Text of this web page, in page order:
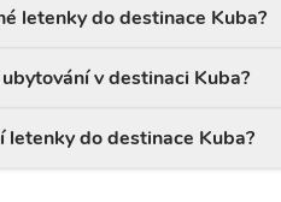
letenky do destinace Kuba?
v destinaci Kuba?
letenky do destinace Kuba?